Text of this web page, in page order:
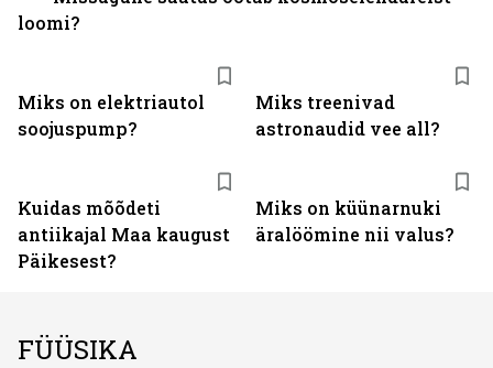
Miks on elektriautol
soojuspump?
Miks treenivad
astronaudid vee all?
Kuidas mõõdeti
antiikajal Maa kaugust
Päikesest?
Miks on küünarnuki
äralöömine nii valus?
loomi?
FÜÜSIKA